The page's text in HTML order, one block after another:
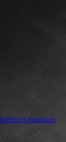
eintragen